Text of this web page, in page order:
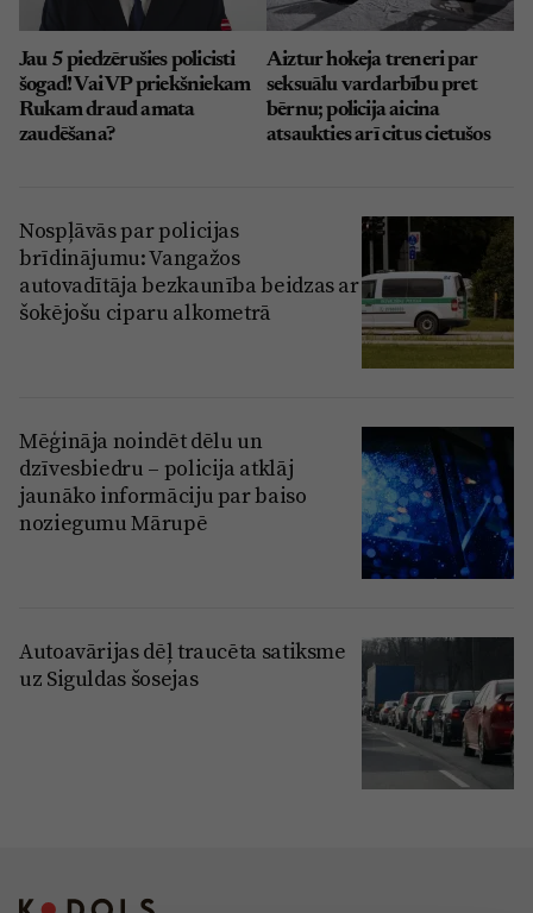
Jau 5 piedzērušies policisti
šogad! Vai VP priekšniekam
Rukam draud amata
zaudēšana?
Aiztur hokeja treneri par
seksuālu vardarbību pret
bērnu; policija aicina
atsaukties arī citus cietušos
Nospļāvās par policijas
brīdinājumu: Vangažos
autovadītāja bezkaunība beidzas ar
šokējošu ciparu alkometrā
Mēģināja noindēt dēlu un
dzīvesbiedru – policija atklāj
jaunāko informāciju par baiso
noziegumu Mārupē
Autoavārijas dēļ traucēta satiksme
uz Siguldas šosejas